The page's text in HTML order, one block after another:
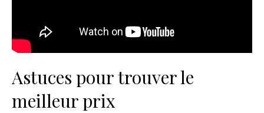
Astuces pour trouver le
meilleur prix